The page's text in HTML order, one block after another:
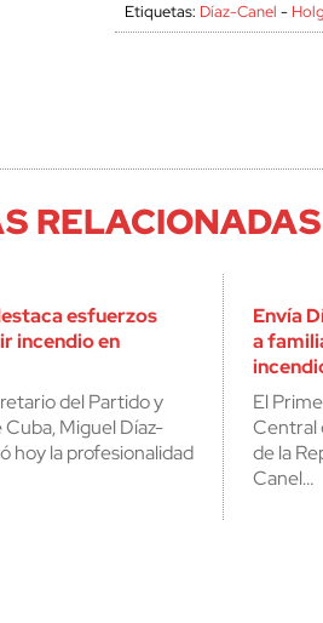
Etiquetas: Díaz-Canel -
RELACIONADAS
esfuerzos
incendio en
del Partido y
Miguel Díaz-
hoy la profesionalidad
Envía
a
El
Central
de la
Canel…